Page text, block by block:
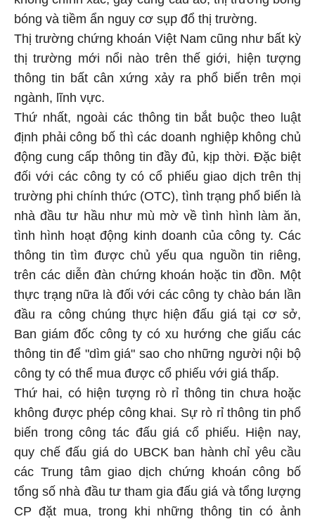
bóng và tiềm ẩn nguy cơ sụp đổ thị trường.
Thị trường chứng khoán Việt Nam cũng như bất kỳ
thị trường mới nổi nào trên thế giới, hiện tượng
thông tin bất cân xứng xảy ra phổ biến trên mọi
ngành, lĩnh vực.
Thứ nhất, ngoài các thông tin bắt buộc theo luật
định phải công bố thì các doanh nghiệp không chủ
động cung cấp thông tin đầy đủ, kịp thời. Đặc biệt
đối với các công ty có cổ phiếu giao dịch trên thị
trường phi chính thức (OTC), tình trạng phổ biến là
nhà đầu tư hầu như mù mờ về tình hình làm ăn,
tình hình hoạt động kinh doanh của công ty. Các
thông tin tìm được chủ yếu qua nguồn tin riêng,
trên các diễn đàn chứng khoán hoặc tin đồn. Một
thực trạng nữa là đối với các công ty chào bán lần
đầu ra công chúng thực hiện đấu giá tại cơ sở,
Ban giám đốc công ty có xu hướng che giấu các
thông tin để "dìm giá" sao cho những người nội bộ
công ty có thể mua được cổ phiếu với giá thấp.
Thứ hai, có hiện tượng rò rỉ thông tin chưa hoặc
không được phép công khai. Sự rò rỉ thông tin phổ
biến trong công tác đấu giá cổ phiếu. Hiện nay,
quy chế đấu giá do UBCK ban hành chỉ yêu cầu
các Trung tâm giao dịch chứng khoán công bố
tổng số nhà đầu tư tham gia đấu giá và tổng lượng
CP đặt mua, trong khi những thông tin có ảnh